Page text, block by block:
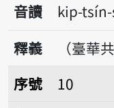
音讀
kip-
釋義
（臺華
序號10錄音室
序號
10